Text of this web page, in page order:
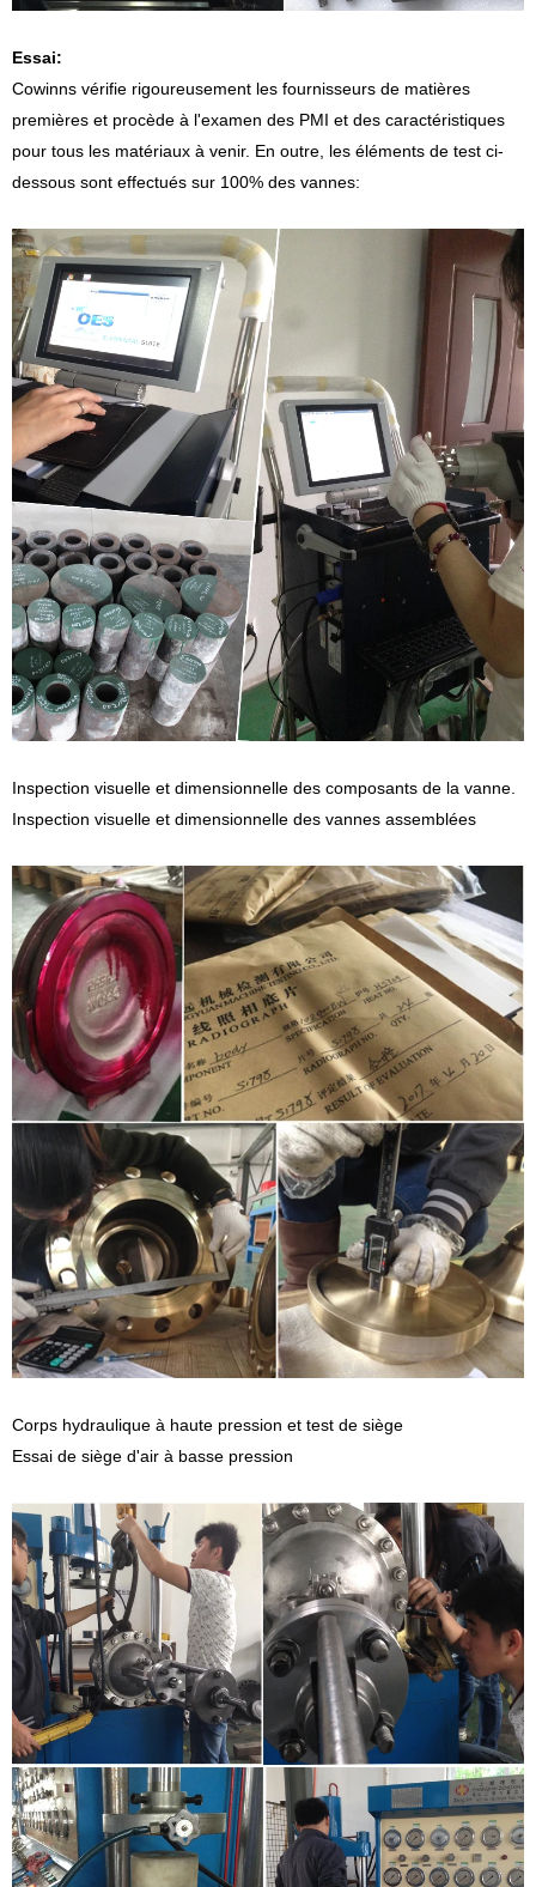
Essai:
Cowinns vérifie rigoureusement les fournisseurs de matières
premières et procède à l'examen des PMI et des caractéristiques
pour tous les matériaux à venir. En outre, les éléments de test ci-
dessous sont effectués sur 100% des vannes:
Inspection visuelle et dimensionnelle des composants de la vanne.
Inspection visuelle et dimensionnelle des vannes assemblées
Corps hydraulique à haute pression et test de siège
Essai de siège d'air à basse pression